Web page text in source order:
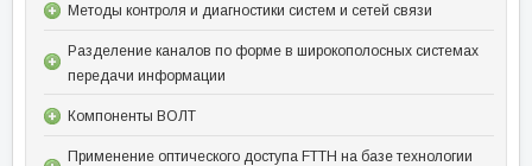
Методы контроля и диагностики систем и сетей связи
Разделение каналов по форме в широкополосных системах
передачи информации
Компоненты ВОЛТ
Применение оптического доступа FTTH на базе технологии